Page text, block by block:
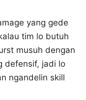
yang gede
tim lo butuh
musuh dengan
defensif, jadi lo
ngandelin skill